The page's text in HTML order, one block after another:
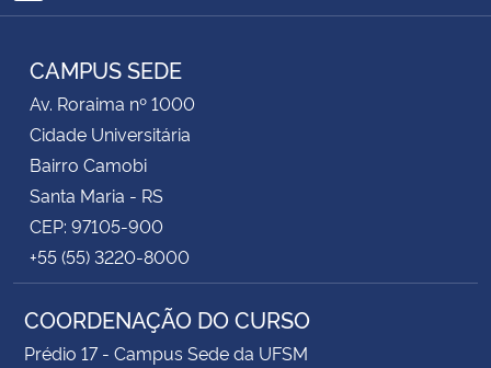
RSS
CAMPUS SEDE
Av. Roraima nº 1000
Cidade Universitária
Bairro Camobi
Santa Maria - RS
CEP: 97105-900
+55 (55) 3220-8000
COORDENAÇÃO DO CURSO
Prédio 17 - Campus Sede da UFSM